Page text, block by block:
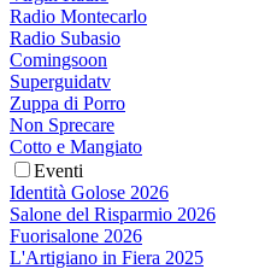
Radio Montecarlo
Radio Subasio
Comingsoon
Superguidatv
Zuppa di Porro
Non Sprecare
Cotto e Mangiato
Eventi
Identità Golose 2026
Salone del Risparmio 2026
Fuorisalone 2026
L'Artigiano in Fiera 2025